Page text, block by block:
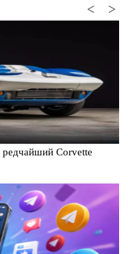
>
<
редчайший Corvette